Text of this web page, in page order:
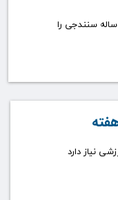
سگ بلاصاحب جان کودک ۳ ساله سنندجی را
نیاز دارد